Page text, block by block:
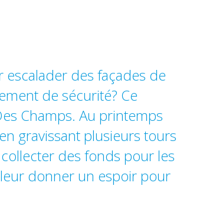
des façades de
de sécurité? Ce
Champs. Au printemps
gravissant plusieurs tours
des fonds pour les
donner un espoir pour